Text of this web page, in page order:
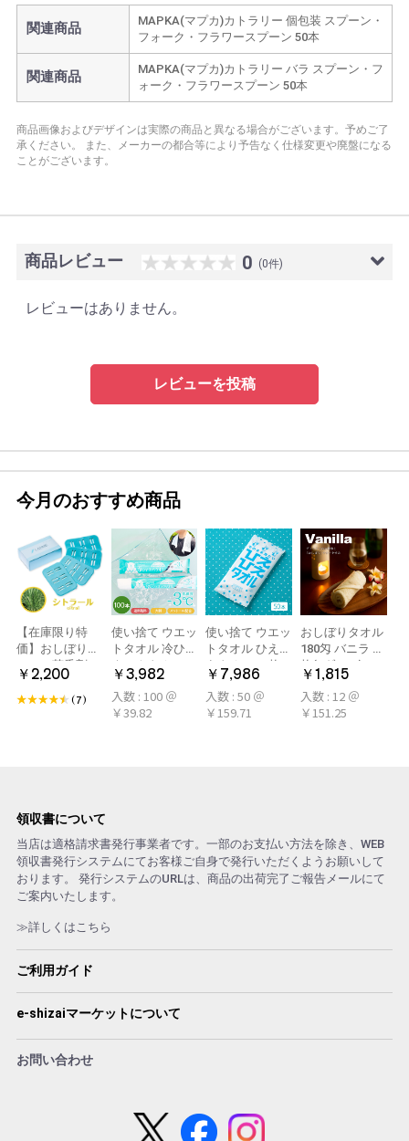
関連商品
MAPKA(マプカ)カトラリー 個包装 スプーン・
フォーク・フラワースプーン 50本
関連商品
MAPKA(マプカ)カトラリー バラ スプーン・フ
ォーク・フラワースプーン 50本
商品画像およびデザインは実際の商品と異なる場合がございます。予めご了
承ください。
また、メーカーの都合等により予告なく仕様変更や廃盤になる
ことがございます。
商品レビュー 0 (0件)
レビューはありません。
レビューを投稿
今月のおすすめ商品
【在庫限り特
価】おしぼり用
アロマ芳香剤
LARME(ラルム)
シトラール 旧デ
￥2,200
(7)
使い捨て ウエッ
トタオル 冷ひや
ネックタオル
50本×2パック
100本 冷感タオ
ル 首 個包装 日
￥3,982
入数 : 100 ＠
￥39.82
使い捨て ウエッ
トタオル ひえひ
えタオル 50枚
冷感タオル ミン
ト アロマおしぼ
り
￥7,986
入数 : 50 ＠
￥159.71
おしぼりタオル
180匁 バニラ 12
枚(1ダース)
￥1,815
入数 : 12 ＠
￥151.25
領収書について
当店は適格請求書発行事業者です。一部のお支払い方法を除き、WEB
領収書発行システムにてお客様ご自身で発行いただくようお願いして
おります。 発行システムのURLは、商品の出荷完了ご報告メールにて
ご案内いたします。
≫詳しくはこちら
ご利用ガイド
e-shizaiマーケットについて
お問い合わせ